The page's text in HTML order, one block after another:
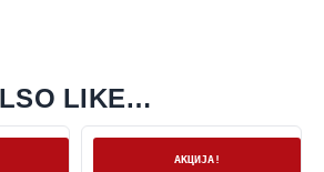
LIKE…
АКЦИЈА!